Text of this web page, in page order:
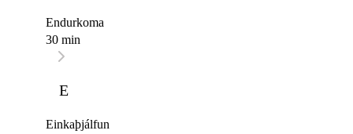
Endurkoma
30 min
E
Einkaþjálfun